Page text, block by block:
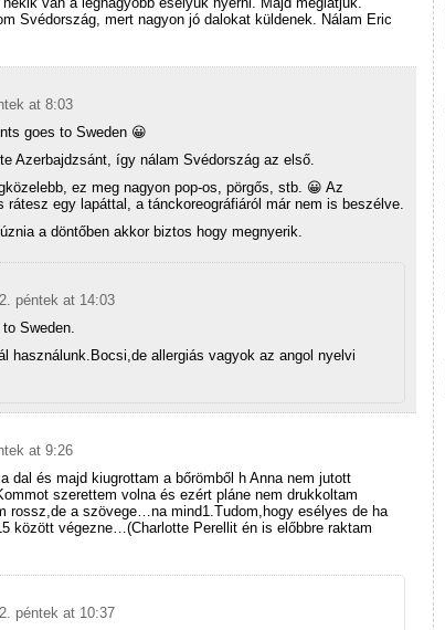
Svédország, mert nagyon jó dalokat küldenek. Nálam Eric
at 8:03
goes to Sweden 😀
Azerbajdzsánt, így nálam Svédország az első.
ez meg nagyon pop-os, pörgős, stb. 😀 Az
egy lapáttal, a tánckoreográfiáról már nem is beszélve.
a döntőben akkor biztos hogy megnyerik.
péntek at 14:03
Sweden.
használunk.Bocsi,de allergiás vagyok az angol nyelvi
at 9:26
dal és majd kiugrottam a bőrömből h Anna nem jutott
szerettem volna és ezért pláne nem drukkoltam
rossz,de a szövege…na mind1.Tudom,hogy esélyes de ha
között végezne…(Charlotte Perellit én is előbbre raktam
péntek at 10:37